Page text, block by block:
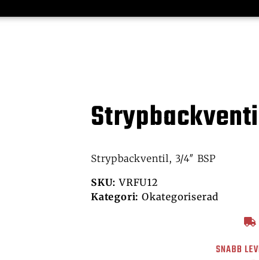
Strypbackventil, 3/4″ BSP
SKU:VRFU12
Kategori: Okategoriserad
SNABB